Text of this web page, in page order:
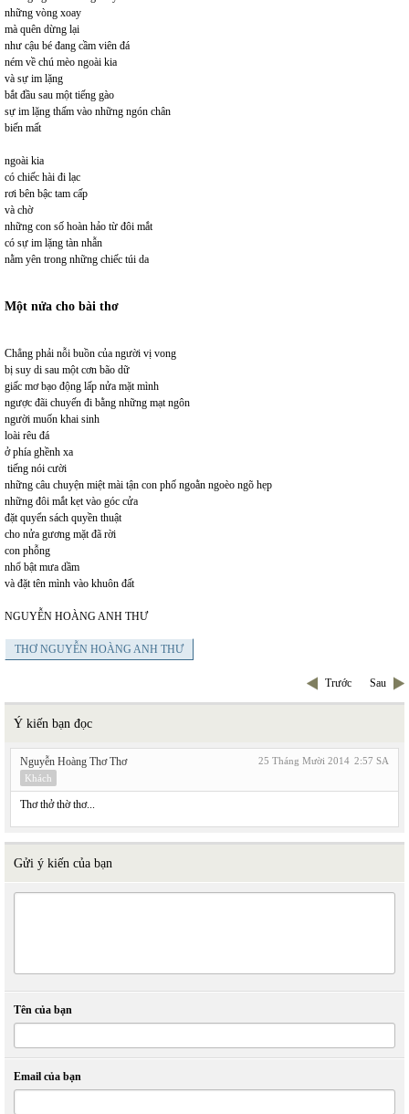
những vòng xoay
mà quên dừng lại
như cậu bé đang cầm viên đá
ném về chú mèo ngoài kia
và sự im lặng
bắt đầu sau một tiếng gào
sự im lặng thấm vào những ngón chân
biến mất
ngoài kia
có chiếc hài đi lạc
rơi bên bậc tam cấp
và chờ
những con số hoàn hảo từ đôi mắt
có sự im lặng tàn nhẫn
nằm yên trong những chiếc túi da
Một nửa cho bài thơ
Chẳng phải nỗi buồn của người vị vong
bị suy di sau một cơn bão dữ
giấc mơ bạo động lấp nửa mặt mình
ngược đãi chuyến đi bằng những mạt ngôn
người muốn khai sinh
loài rêu đá
ở phía ghềnh xa
tiếng nói cười
những câu chuyện miệt mài tận con phố ngoằn ngoèo ngõ hẹp
những đôi mắt kẹt vào góc cửa
đặt quyển sách quyền thuật
cho nửa gương mặt đã rời
con phỗng
nhổ bật mưa dầm
và đặt tên mình vào khuôn đất
NGUYỄN HOÀNG ANH THƯ
THƠ NGUYỄN HOÀNG ANH THƯ
Trước Sau
Ý kiến bạn đọc
25 Tháng Mười 2014 2:57 SA
Nguyễn Hoàng Thơ Thơ
Khách
Thơ thở thờ thơ...
Gửi ý kiến của bạn
Tên của bạn
Email của bạn